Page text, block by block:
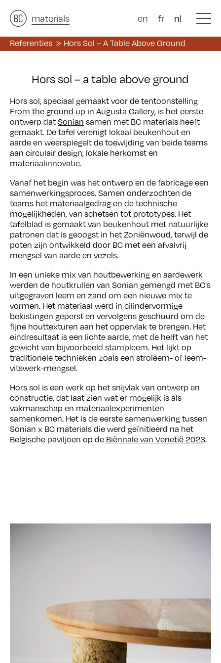
architects
materials en fr nl
Referenties Hors Sol – A Table Above Ground
Hors sol – a table above ground
Hors sol, speciaal gemaakt voor de tentoonstelling
From the ground up in Augusta Gallery, is het eerste
ontwerp datSonian samen met BC materials heeft
gemaakt. De tafel verenigt lokaal beukenhout en
aarde en weerspiegelt de toewijding van beide teams
aan circulair design, lokale herkomst en
materiaalinnovatie.
Vanaf het begin was het ontwerp en de fabricage een
samenwerkingsproces. Samen onderzochten de
teams het materiaalgedrag en de technische
mogelijkheden, van schetsen tot prototypes. Het
tafelblad is gemaakt van beukenhout met natuurlijke
patronen dat is geoogst in het Zoniënwoud, terwijl de
poten zijn ontwikkeld door BC met een afvalvrij
mengsel van aarde en vezels.
In een unieke mix van houtbewerking en aardewerk
werden de houtkrullen van Sonian gemengd met BC's
uitgegraven leem en zand om een nieuwe mix te
vormen. Het materiaal werd in cilindervormige
bekistingen geperst en vervolgens geschuurd om de
fijne houttexturen aan het oppervlak te brengen. Het
eindresultaat is een lichte aarde, met de helft van het
gewicht van bijvoorbeeld stampleem. Het lijkt op
traditionele technieken zoals een stroleem- of leem-
vitswerk-mengsel.
Hors sol is een werk op het snijvlak van ontwerp en
constructie, dat laat zien wat er mogelijk is als
vakmanschap en materiaalexperimenten
samenkomen. Het is de eerste samenwerking tussen
Sonian x BC materials die werd geïnitieerd na het
Belgische paviljoen op de Biënnale van Venetië 2023.